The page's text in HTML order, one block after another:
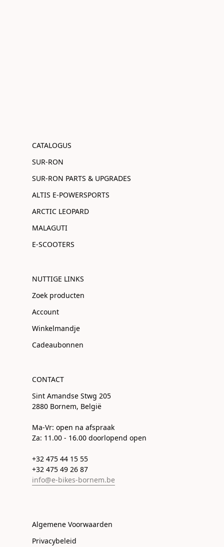
CATALOGUS
SUR-RON
SUR-RON PARTS & UPGRADES
ALTIS E-POWERSPORTS
ARCTIC LEOPARD
MALAGUTI
E-SCOOTERS
NUTTIGE LINKS
Zoek producten
Account
Winkelmandje
Cadeaubonnen
CONTACT
Sint Amandse Stwg 205
2880 Bornem, België
Ma-Vr: open na afspraak
Za: 11.00 - 16.00 doorlopend open
+32 475 44 15 55
+32 475 49 26 87
info@e-bikes-bornem.be
Algemene Voorwaarden
Privacybeleid